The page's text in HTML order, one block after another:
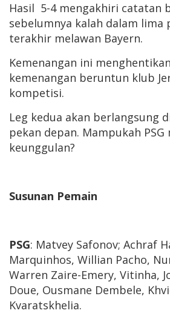
Hasil 5-4 mengakhiri catatan
sebelumnya kalah dalam lima
terakhir melawan Bayern.
Kemenangan ini
kemenangan beruntun klub
kompetisi.
Leg kedua akan berlangsung
pekan depan. Mampukah
keunggulan?
Susunan Pemain
PSG: Matvey Safonov; Achraf
Marquinhos, Willian Pacho,
Warren Zaire-Emery, Vitinha,
Doue, Ousmane Dembele,
Kvaratskhelia.